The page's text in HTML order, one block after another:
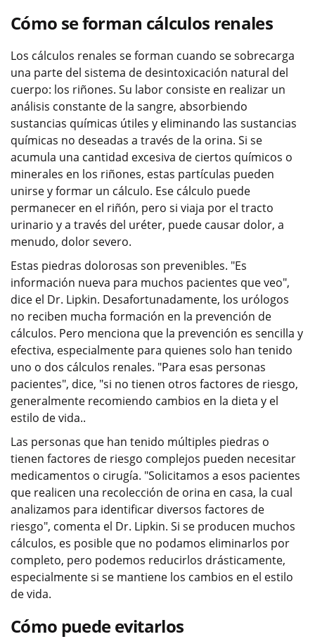
Cómo se forman cálculos renales
Los cálculos renales se forman cuando se sobrecarga
una parte del sistema de desintoxicación natural del
cuerpo: los riñones. Su labor consiste en realizar un
análisis constante de la sangre, absorbiendo
sustancias químicas útiles y eliminando las sustancias
químicas no deseadas a través de la orina. Si se
acumula una cantidad excesiva de ciertos químicos o
minerales en los riñones, estas partículas pueden
unirse y formar un cálculo. Ese cálculo puede
permanecer en el riñón, pero si viaja por el tracto
urinario y a través del uréter, puede causar dolor, a
menudo, dolor severo.
Estas piedras dolorosas son prevenibles. "Es
información nueva para muchos pacientes que veo",
dice el Dr. Lipkin. Desafortunadamente, los urólogos
no reciben mucha formación en la prevención de
cálculos. Pero menciona que la prevención es sencilla y
efectiva, especialmente para quienes solo han tenido
uno o dos cálculos renales. "Para esas personas
pacientes", dice, "si no tienen otros factores de riesgo,
generalmente recomiendo cambios en la dieta y el
estilo de vida..
Las personas que han tenido múltiples piedras o
tienen factores de riesgo complejos pueden necesitar
medicamentos o cirugía. "Solicitamos a esos pacientes
que realicen una recolección de orina en casa, la cual
analizamos para identificar diversos factores de
riesgo", comenta el Dr. Lipkin. Si se producen muchos
cálculos, es posible que no podamos eliminarlos por
completo, pero podemos reducirlos drásticamente,
especialmente si se mantiene los cambios en el estilo
de vida.
Cómo puede evitarlos